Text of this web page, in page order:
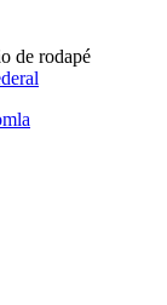
de rodapé